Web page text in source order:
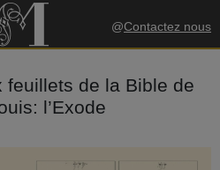
@Contactez nous
feuillets de la Bible de
l’Exode